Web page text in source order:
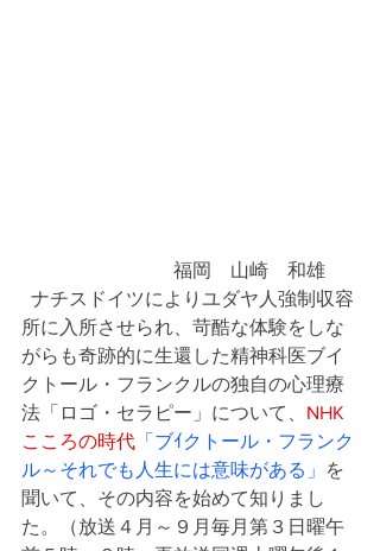
福岡　山崎　和雄
所に入所させられ、苛酷な体験をしな
がらも奇跡的に生還した精神科医ブイ
クトール・フランクルの独自の心理療
法「ロゴ・セラピー」について、 NHK
こころの時代 「ブｲクトール・フランク
ル～それでも人生には意味がある」
を
聞いて、その内容を始めて知りまし
た。（放送４月～９月毎月第３日曜午